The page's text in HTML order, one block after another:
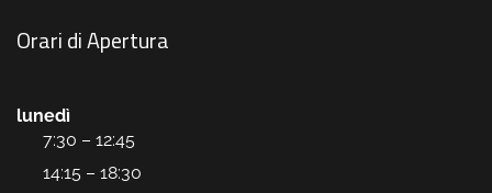
Orari di Apertura
lunedì
7:30 – 12:45
14:15 – 18:30